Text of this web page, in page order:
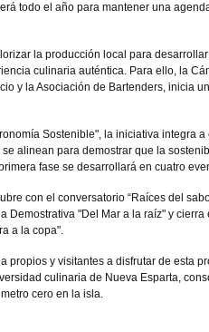
todo el año para mantener una
la producción local para
culinaria auténtica. Para ello, la
y la Asociación de Bartenders, inicia
Sostenible", la iniciativa integra
alinean para demostrar que la
fase se desarrollará en cuatro
con el conversatorio “Raíces del
Demostrativa "Del Mar a la raíz" y
a la copa".
propios y visitantes a disfrutar de esta
culinaria de Nueva Esparta,
cero en la isla.